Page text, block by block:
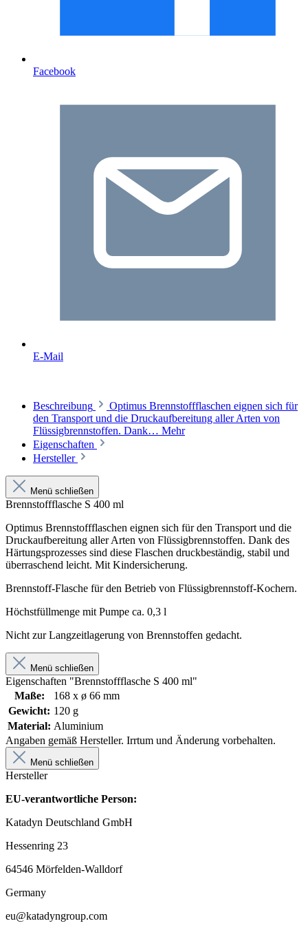
Facebook
E-Mail
Beschreibung
Optimus Brennstoffflaschen eignen sich für
den Transport und die Druckaufbereitung aller Arten von
Flüssigbrennstoffen. Dank… Mehr
Eigenschaften
Hersteller
Menü schließen
Brennstoffflasche S 400 ml
Optimus Brennstoffflaschen eignen sich für den Transport und die
Druckaufbereitung aller Arten von Flüssigbrennstoffen. Dank des
Härtungsprozesses sind diese Flaschen druckbeständig, stabil und
überraschend leicht. Mit Kindersicherung.
Brennstoff-Flasche für den Betrieb von Flüssigbrennstoff-Kochern.
Höchstfüllmenge mit Pumpe ca. 0,3 l
Nicht zur Langzeitlagerung von Brennstoffen gedacht.
Menü schließen
Eigenschaften "Brennstoffflasche S 400 ml"
Maße:
168 x ø 66 mm
Gewicht: 120 g
Material: Aluminium
Angaben gemäß Hersteller. Irrtum und Änderung vorbehalten.
Menü schließen
Hersteller
EU-verantwortliche Person:
Katadyn Deutschland GmbH
Hessenring 23
64546 Mörfelden-Walldorf
Germany
eu@katadyngroup.com